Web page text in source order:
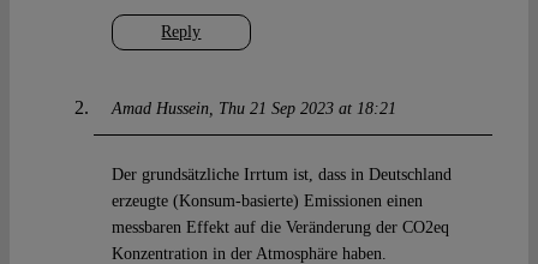
Reply
Amad Hussein Thu 21 Sep 2023 at 18:21
Der grundsätzliche Irrtum ist, dass in Deutschland
erzeugte (Konsum-basierte) Emissionen einen
messbaren Effekt auf die Veränderung der CO2eq
Konzentration in der Atmosphäre haben.